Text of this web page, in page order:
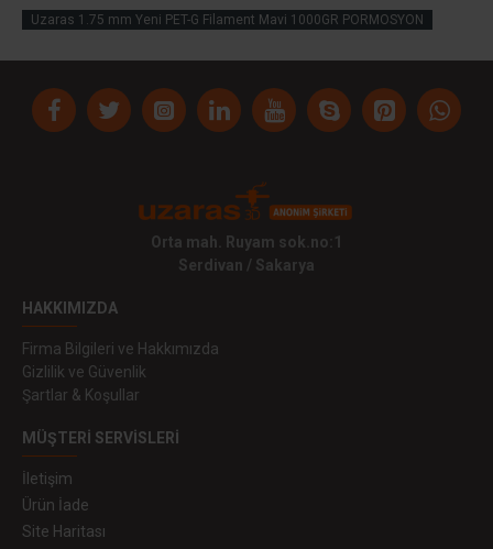
Uzaras 1.75 mm Yeni PET-G Filament Mavi 1000GR PORMOSYON
Orta mah. Ruyam sok.no:1
Serdivan / Sakarya
HAKKIMIZDA
Firma Bilgileri ve Hakkımızda
Gizlilik ve Güvenlik
Şartlar & Koşullar
MÜŞTERI SERVISLERI
İletişim
Ürün İade
Site Haritası